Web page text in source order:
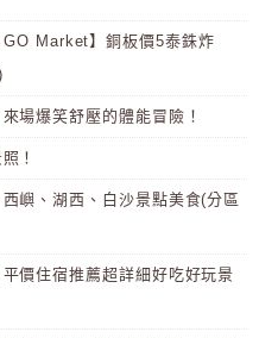
Market】銅板價5泰銖炸
場爆笑舒壓的體能冒險！
！
嶼、湖西、白沙景點美食(分區
價住宿推薦超詳細好吃好玩景